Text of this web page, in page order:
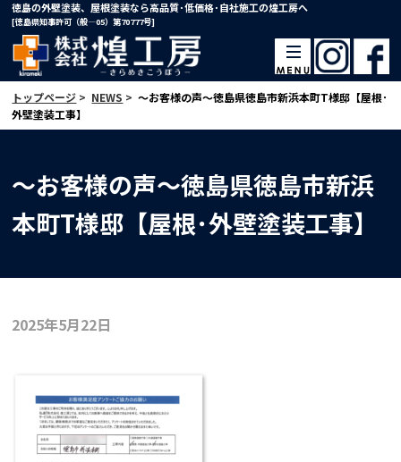
徳島の外壁塗装、屋根塗装なら高品質･低価格･自社施工の煌工房へ
[徳島県知事許可（般―05）第70777号]
トップページ > NEWS > ～お客様の声～徳島県徳島市新浜本町T様邸【屋根･
外壁塗装工事】
～お客様の声～徳島県徳島市新浜
本町T様邸【屋根･外壁塗装工事】
2025年5月22日